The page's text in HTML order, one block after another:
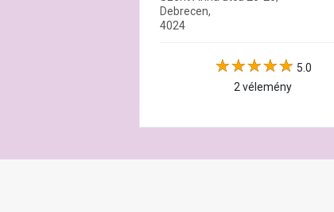
Debrecen,
4024
5.0
2 vélemény